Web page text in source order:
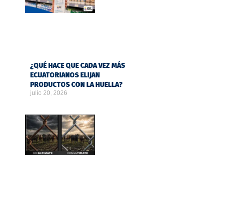
¿QUÉ HACE QUE CADA VEZ MÁS
ECUATORIANOS ELIJAN
PRODUCTOS CON LA HUELLA?
julio 20, 2026